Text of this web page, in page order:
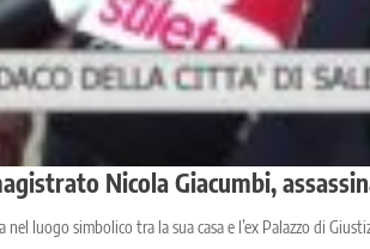
Nicola Giacumbi,
luogo simbolico tra la sua casa e l’ex Palazzo di